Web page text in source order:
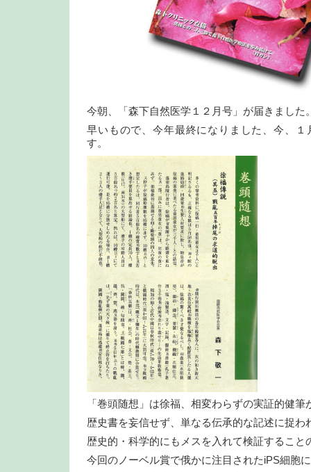
今朝、「森下自然医学１２月号」が届きました
早いもので、今年最終になりました、今、１
す。
「巻頭随想」は徐福、相変わらずの実証的健筆
歴史書を妄信せず、単なる伝承的な記述に捉わ
歴史的・科学的にもメスを入れて検証すること
今回のノーベル賞で俄かに注目されたiPS細胞